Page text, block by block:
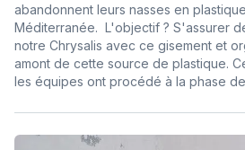
abandonnent leurs nasses en
Méditerranée. L'objectif ? S'assurer
notre Chrysalis avec ce gisement et
amont de cette source de plastique.
les équipes ont procédé à la phase